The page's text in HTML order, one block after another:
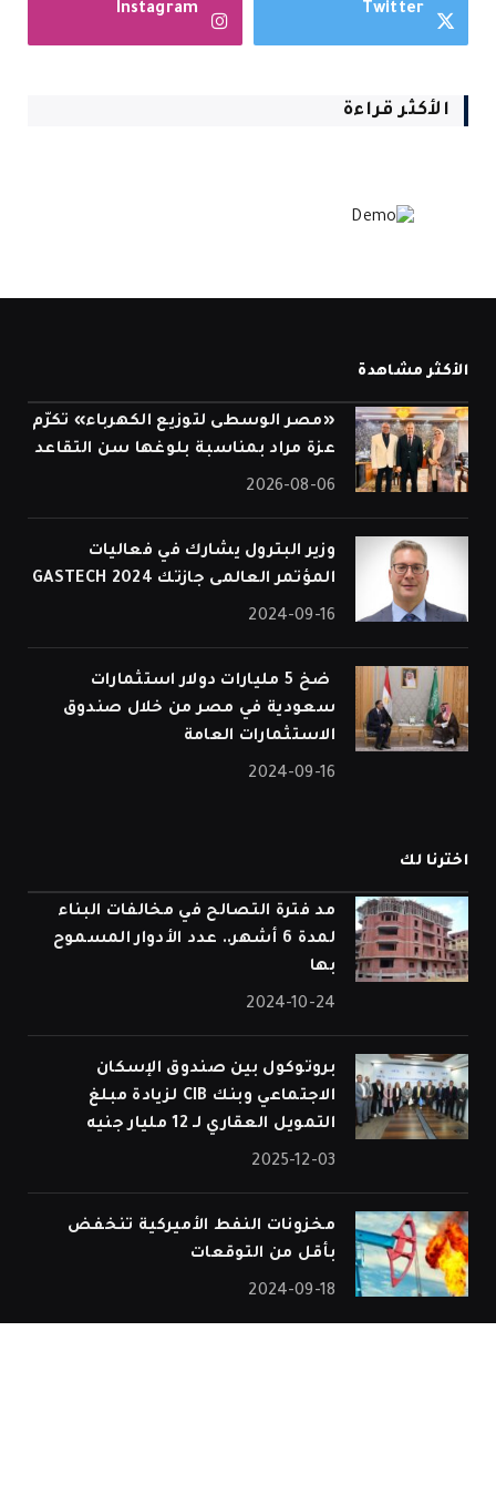
Twitter
Instagram
الأكثر قراءة
الأكثر مشاهدة
«مصر الوسطى لتوزيع الكهرباء» تكرّم
عزة مراد بمناسبة بلوغها سن التقاعد
2026-08-06
وزير البترول يشارك في فعاليات
المؤتمر العالمى جازتك 2024 GASTECH
2024-09-16
⁠ ضخ 5 مليارات دولار استثمارات
سعودية في مصر من خلال صندوق
الاستثمارات العامة
2024-09-16
اخترنا لك
مد فترة التصالح في مخالفات البناء
لمدة 6 أشهر.. عدد الأدوار المسموح
بها
2024-10-24
بروتوكول بين صندوق الإسكان
الاجتماعي وبنك CIB لزيادة مبلغ
التمويل العقاري لـ 12 مليار جنيه
2025-12-03
مخزونات النفط الأميركية تنخفض
بأقل من التوقعات
2024-09-18